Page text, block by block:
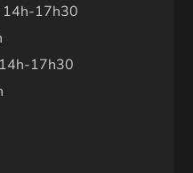
14h-17h30
17h30